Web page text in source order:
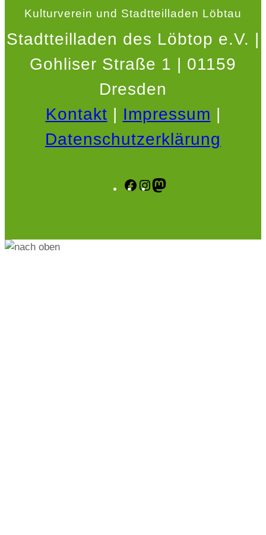
Kulturverein und Stadtteilladen Löbtau
Stadtteilladen des Löbtop e.V. |
Gohliser Straße 1 | 01159
Dresden
Kontakt | Impressum |
Datenschutzerklärung
Facebook
Instagram
Mastodon